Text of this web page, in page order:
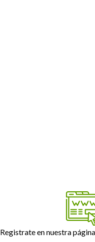
Registrate en nuestra